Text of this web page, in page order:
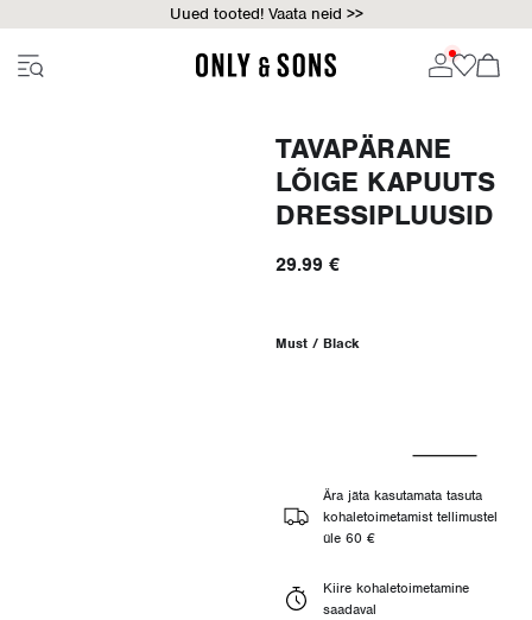
Uued tooted! Vaata neid >>
TAVAPÄRANE
LÕIGE KAPUUTS
DRESSIPLUUSID
29.99 €
Must / Black
Ära jäta kasutamata tasuta
kohaletoimetamist tellimustel
üle 60 €
Kiire kohaletoimetamine
saadaval